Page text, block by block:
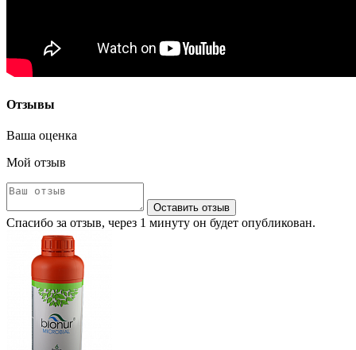
Отзывы
Ваша оценка
Мой отзыв
Оставить отзыв
Спасибо за отзыв, через 1 минуту он будет опубликован.